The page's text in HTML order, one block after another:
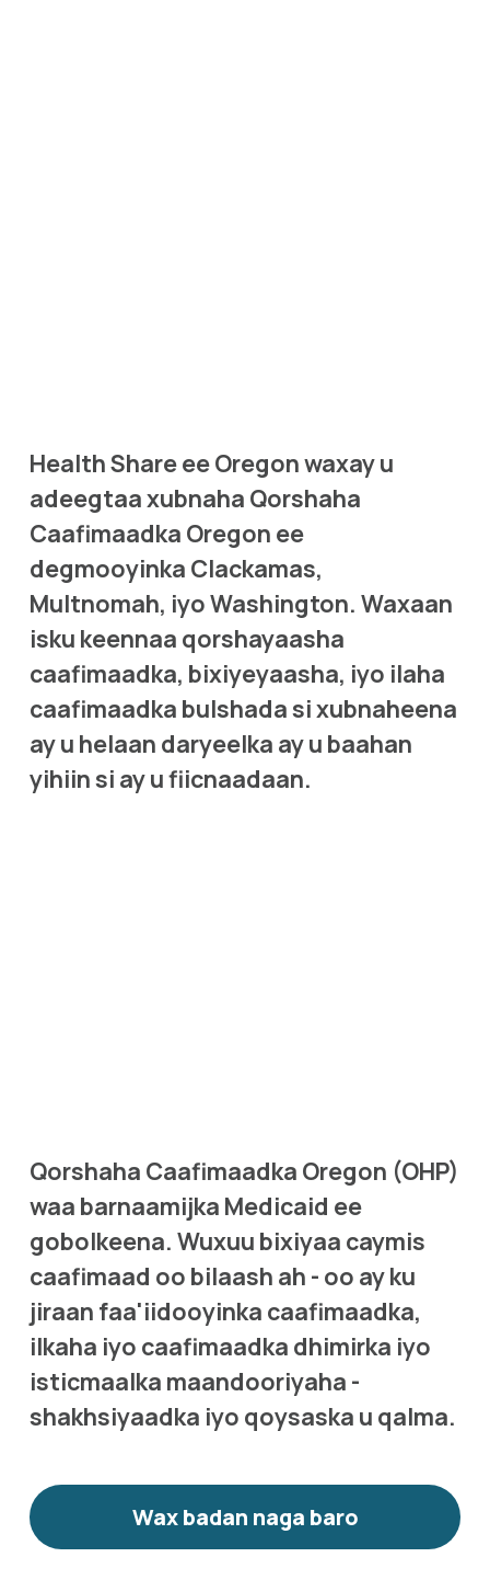
Health Share ee Oregon waxay u
adeegtaa xubnaha Qorshaha
Caafimaadka Oregon ee
degmooyinka Clackamas,
Multnomah, iyo Washington. Waxaan
isku keennaa qorshayaasha
caafimaadka, bixiyeyaasha, iyo ilaha
caafimaadka bulshada si xubnaheena
ay u helaan daryeelka ay u baahan
yihiin si ay u fiicnaadaan.
Qorshaha Caafimaadka Oregon (OHP)
waa barnaamijka Medicaid ee
gobolkeena. Wuxuu bixiyaa caymis
caafimaad oo bilaash ah - oo ay ku
jiraan faa'iidooyinka caafimaadka,
ilkaha iyo caafimaadka dhimirka iyo
isticmaalka maandooriyaha -
shakhsiyaadka iyo qoysaska u qalma.
Wax badan naga baro